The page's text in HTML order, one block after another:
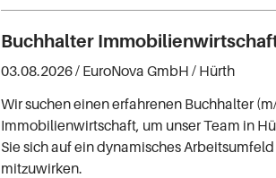
Buchhalter
03.08.2026 / EuroNova GmbH / Hürth
Wir suchen einen erfahrenen Buchhalter
Immobilienwirtschaft, um unser Team in
Sie sich auf ein dynamisches
mitzuwirken.